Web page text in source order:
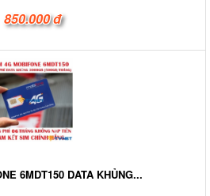
850.000 đ
6MDT150 DATA KHỦNG...